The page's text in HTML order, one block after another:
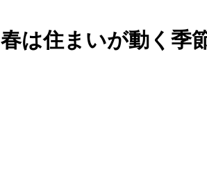
春は住まいが動く季